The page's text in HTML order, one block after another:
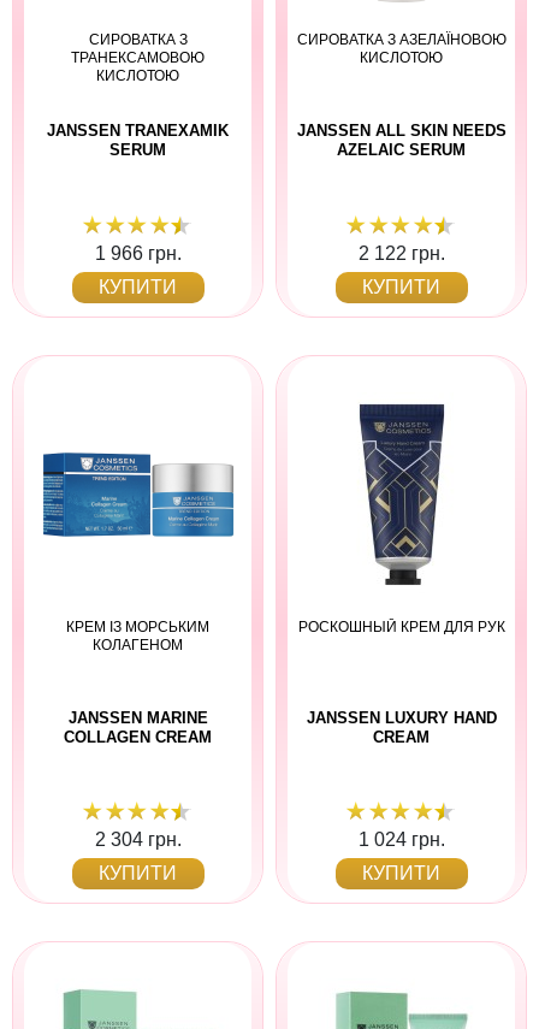
СИРОВАТКА З
ТРАНЕКСАМОВОЮ
КИСЛОТОЮ
JANSSEN TRANEXAMIK
SERUM
1 966 грн.
КУПИТИ
СИРОВАТКА З АЗЕЛАЇНОВОЮ
КИСЛОТОЮ
JANSSEN ALL SKIN NEEDS
AZELAIC SERUM
2 122 грн.
КУПИТИ
КРЕМ ІЗ МОРСЬКИМ
КОЛАГЕНОМ
JANSSEN MARINE
COLLAGEN CREAM
2 304 грн.
КУПИТИ
РОСКОШНЫЙ КРЕМ ДЛЯ РУК
JANSSEN LUXURY HAND
CREAM
1 024 грн.
КУПИТИ